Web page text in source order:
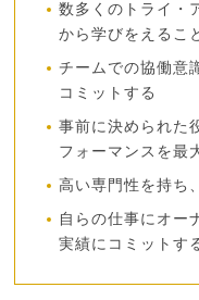
数多くのトライ・
から学びをえるこ
チームでの協働意
コミットする
事前に決められた
フォーマンスを最
高い専門性を持ち
自らの仕事にオー
実績にコミットす